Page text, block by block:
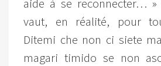
aide à se reconnecter…
vaut, en réalité, pour
Ditemi che non ci siete
magari timido se non